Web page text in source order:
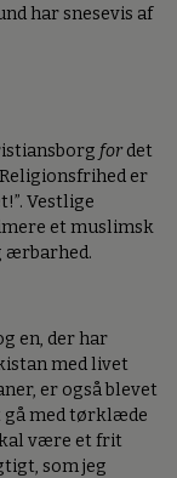
har snesevis af
fordet
er
Vestlige
et muslimsk
ærbarhed.
en, der har
med livet
er også blevet
gå med tørklæde
være et frit
som jeg